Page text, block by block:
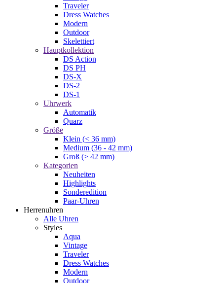
Traveler
Dress Watches
Modern
Outdoor
Skelettiert
Hauptkollektion
DS Action
DS PH
DS-X
DS-2
DS-1
Uhrwerk
Automatik
Quarz
Größe
Klein (< 36 mm)
Medium (36 - 42 mm)
Groß (> 42 mm)
Kategorien
Neuheiten
Highlights
Sonderedition
Paar-Uhren
Herrenuhren
Alle Uhren
Styles
Aqua
Vintage
Traveler
Dress Watches
Modern
Outdoor